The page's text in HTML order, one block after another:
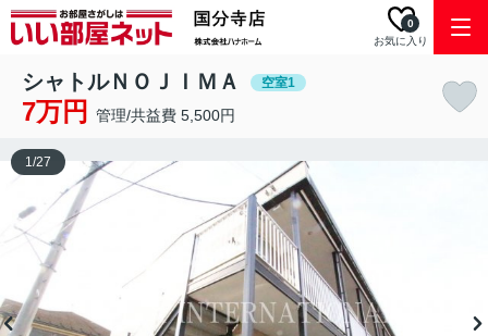
お気に入り
0
シャトルＮＯＪＩＭＡ 空室1
7万円 管理/共益費 5,500円
1/27